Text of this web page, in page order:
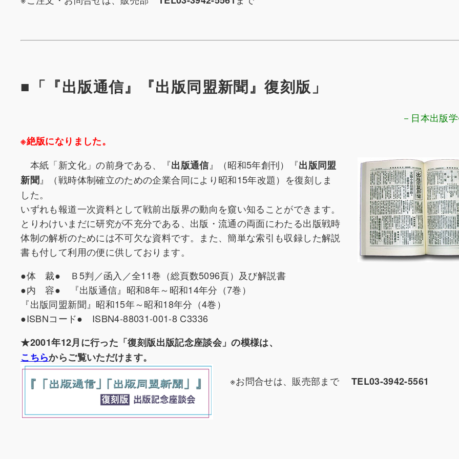
■「『出版通信』『出版同盟新聞』復刻版」
－日本出版
※絶版になりました。
本紙「新文化」の前身である、『出版通信』（昭和5年創刊）『出版同盟
新聞』（戦時体制確立のための企業合同により昭和15年改題）を復刻しま
した。
いずれも報道一次資料として戦前出版界の動向を窺い知ることができます。
とりわけいまだに研究が不充分である、出版・流通の両面にわたる出版戦時
体制の解析のためには不可欠な資料です。また、簡単な索引も収録した解説
書も付して利用の便に供しております。
●体 裁● Ｂ5判／函入／全11巻（総頁数5096頁）及び解説書
●内 容● 『出版通信』昭和8年～昭和14年分（7巻）
『出版同盟新聞』昭和15年～昭和18年分（4巻）
●ISBNコード● ISBN4-88031-001-8 C3336
★2001年12月に行った「復刻版出版記念座談会」の模様は、
こちらからご覧いただけます。
※お問合せは、販売部まで TEL03-3942-5561